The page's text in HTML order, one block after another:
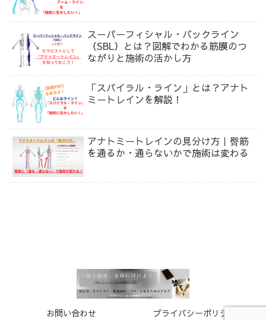
スーパーフィシャル・バックライン
（SBL）とは？図解でわかる筋膜のつ
ながりと施術の活かし方
「スパイラル・ライン」とは？アナト
ミートレインを解説！
アナトミートレインの見分け方｜臀筋
を通るか・通らないかで施術は変わる
お問い合わせ プライバシーポリシー